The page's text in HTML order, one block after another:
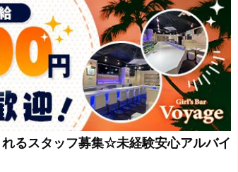
るスタッフ募集☆未経験安心アルバイ